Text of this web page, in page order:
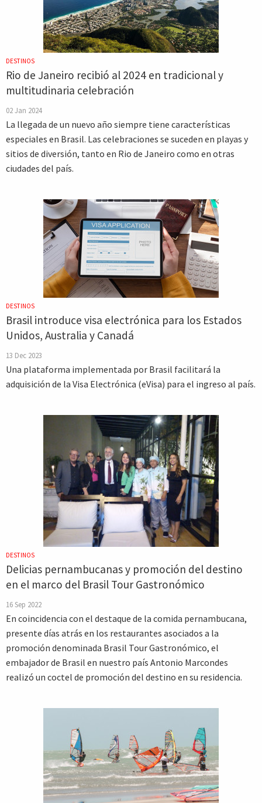
DESTINOS
Rio de Janeiro recibió al 2024 en tradicional y
multitudinaria celebración
02 Jan 2024
La llegada de un nuevo año siempre tiene características
especiales en Brasil. Las celebraciones se suceden en playas y
sitios de diversión, tanto en Rio de Janeiro como en otras
ciudades del país.
DESTINOS
Brasil introduce visa electrónica para los Estados
Unidos, Australia y Canadá
13 Dec 2023
Una plataforma implementada por Brasil facilitará la
adquisición de la Visa Electrónica (eVisa) para el ingreso al país.
DESTINOS
Delicias pernambucanas y promoción del destino
en el marco del Brasil Tour Gastronómico
16 Sep 2022
En coincidencia con el destaque de la comida pernambucana,
presente días atrás en los restaurantes asociados a la
promoción denominada Brasil Tour Gastronómico, el
embajador de Brasil en nuestro país Antonio Marcondes
realizó un coctel de promoción del destino en su residencia.